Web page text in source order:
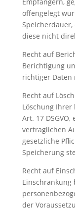
offengelegt
diese nicht
Recht auf
Berichtigung
richtiger Daten
Recht auf
Löschung
Art. 17
vertraglichen
gesetzliche
Speicherung
Recht auf
der